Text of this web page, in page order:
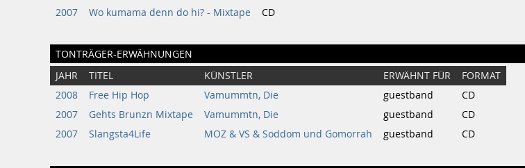
2007
Wo kumama denn do hi? - Mixtape CD
TONTRÄGER-ERWÄHNUNGEN
JAHR TITEL KÜNSTLER ERWÄHNT FÜR
FORMAT
2008
Free Hip Hop Vamummtn, Die guestband
CD
2007
Gehts Brunzn Mixtape Vamummtn, Die guestband
CD
2007
Slangsta4Life MOZ & VS & Soddom und Gomorrah guestband CD